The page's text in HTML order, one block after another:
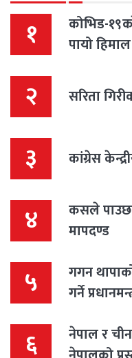
१
कोभिड-
पायो
२ सरिता
३ कांग्रेस
४
कसले
मापदण्ड
५
गगन
गर्ने
६
नेपाल र